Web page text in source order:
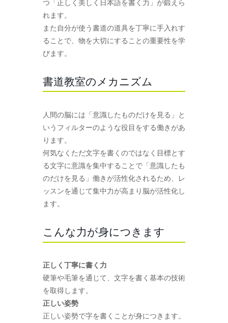
つ「正しく美しく日本語を書く力」が鍛えら
れます。
また自分が使う書道の道具を丁寧に手入れす
ることで、物を大切にすることの重要性を学
びます。
書道教室のメカニズム
人間の脳には「意識したものだけを見る」と
いうフィルターのような役目をする働きがあ
ります。
何気なくただ文字を書くのではなく目標とす
る文字に意識を集中することで「意識したも
のだけを見る」働きが活性化されるため、レ
ッスンを通じて集中力が高まり脳が活性化し
ます。
こんな力が身につきます
正しく丁寧に書く力
硬筆や毛筆を通じて、文字を書く基本の技術
を取得します。
正しい姿勢
正しい姿勢で字を書くことが身につきます。